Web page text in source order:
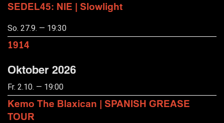
SEDEL45: NIE | Slowlight
So. 27.9. — 19:30
1914
Oktober 2026
Fr. 2.10. — 19:00
Kemo The Blaxican | SPANISH GREASE
TOUR